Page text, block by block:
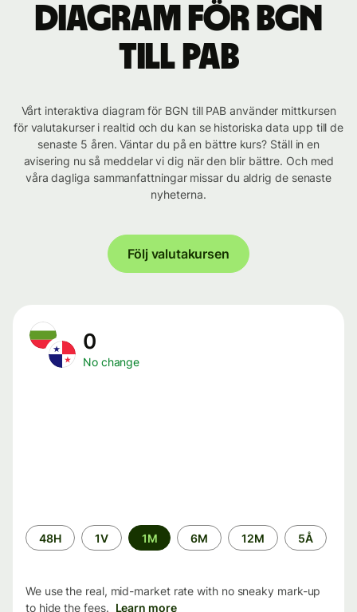
Diagram för BGN
till PAB
Vårt interaktiva diagram för BGN till PAB använder mittkursen
för valutakurser i realtid och du kan se historiska data upp till de
senaste 5 åren. Väntar du på en bättre kurs? Ställ in en
avisering nu så meddelar vi dig när den blir bättre. Och med
våra dagliga sammanfattningar missar du aldrig de senaste
nyheterna.
Följ valutakursen
0
No change
Time
period
48H 1V 1M 6M 12M 5Å
We use the real, mid-market rate with no sneaky mark-up
to hide the fees. Learn more